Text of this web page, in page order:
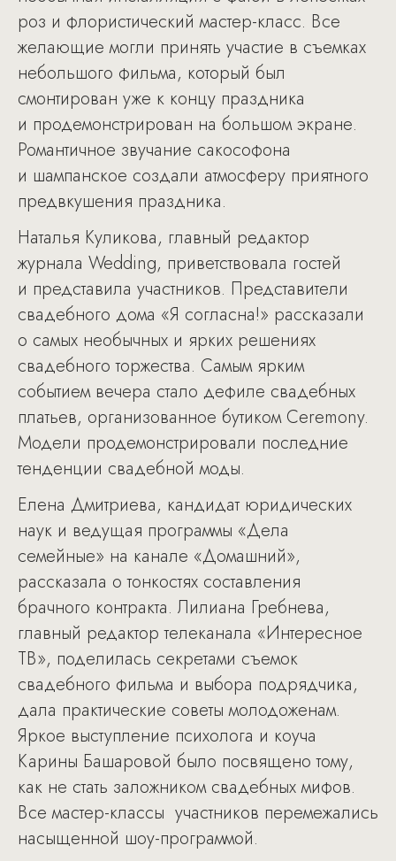
роз и флористический мастер-класс. Все
желающие могли принять участие в съемках
небольшого фильма, который был
смонтирован уже к концу праздника
и продемонстрирован на большом экране.
Романтичное звучание сакософона
и шампанское создали атмосферу приятного
предвкушения праздника.
Наталья Куликова, главный редактор
журнала Wedding, приветствовала гостей
и представила участников. Представители
свадебного дома «Я согласна!» рассказали
о самых необычных и ярких решениях
свадебного торжества. Самым ярким
событием вечера стало дефиле свадебных
платьев, организованное бутиком Ceremony.
Модели продемонстрировали последние
тенденции свадебной моды.
Елена Дмитриева, кандидат юридических
наук и ведущая программы «Дела
семейные» на канале «Домашний»,
рассказала о тонкостях составления
брачного контракта. Лилиана Гребнева,
главный редактор телеканала «Интересное
ТВ», поделилась секретами съемок
свадебного фильма и выбора подрядчика,
дала практические советы молодоженам.
Яркое выступление психолога и коуча
Карины Башаровой было посвящено тому,
как не стать заложником свадебных мифов.
Все мастер-классы участников перемежались
насыщенной шоу-программой.